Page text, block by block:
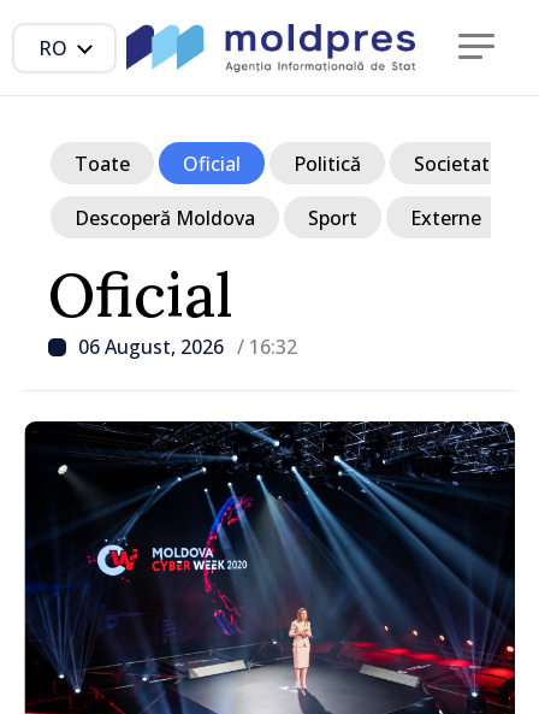
RO
Oficial
06 August, 2026 / 16:32
Toate Oficial Politică Societate
Descoperă Moldova Sport Externe